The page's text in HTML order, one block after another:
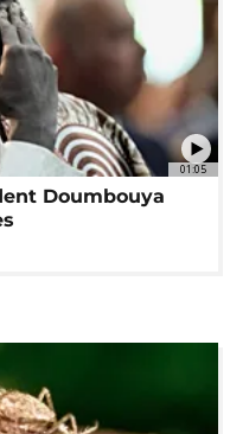
01:05
Doumbouya